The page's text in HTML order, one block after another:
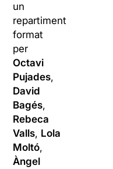
un
repartiment
format
per
Octavi
Pujades,
David
Bagés,
Rebeca
Valls, Lola
Moltó,
Àngel